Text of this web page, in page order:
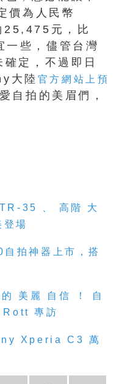
價為人民幣
25,475元，比
些，儘管台灣
定，不過即日
大陸 官方網站上預
自拍的美眉們，
35 、 高階 大
場
拍神器上市，搭
美麗 自信 ！ 自
專訪
Xperia C3 萬